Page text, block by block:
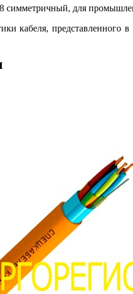
симметричный, для
кабеля,